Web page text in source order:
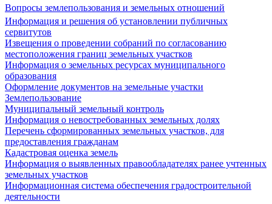
Вопросы землепользования и земельных отношений
Информация и решения об установлении публичных
сервитутов
Извещения о проведении собраний по согласованию
местоположения границ земельных участков
Информация о земельных ресурсах муниципального
образования
Оформление документов на земельные участки
Землепользование
Муниципальный земельный контроль
Информация о невостребованных земельных долях
Перечень сформированных земельных участков, для
предоставления гражданам
Кадастровая оценка земель
Информация о выявленных правообладателях ранее учтенных
земельных участков
Информационная система обеспечения градостроительной
деятельности